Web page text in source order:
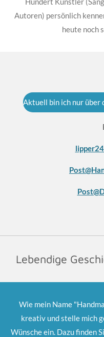
Autoren) persönlich
heute noch
Aktuell bin ich nur über
Lebendige
Wie mein Name
kreativ und stelle mich
Wünsche ein. Dazu finden